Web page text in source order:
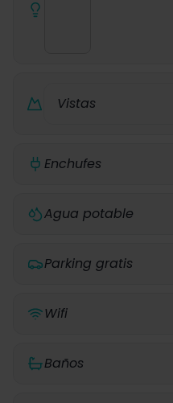
Vistas
Enchufes
Agua potable
Parking gratis
Wifi
Baños